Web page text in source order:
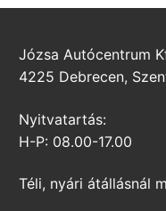
Józsa Autócentrum
4225 Debrecen,
Nyitvatartás:
H-P: 08.00-17.00
Téli, nyári átállásnál